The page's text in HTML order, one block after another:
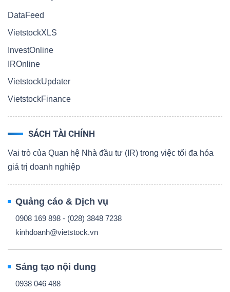
DataFeed
VietstockXLS
InvestOnline
IROnline
VietstockUpdater
VietstockFinance
SÁCH TÀI CHÍNH
Vai trò của Quan hệ Nhà đầu tư (IR) trong việc tối đa hóa
giá trị doanh nghiệp
Quảng cáo & Dịch vụ
0908 169 898 - (028) 3848 7238
kinhdoanh@vietstock.vn
Sáng tạo nội dung
0938 046 488